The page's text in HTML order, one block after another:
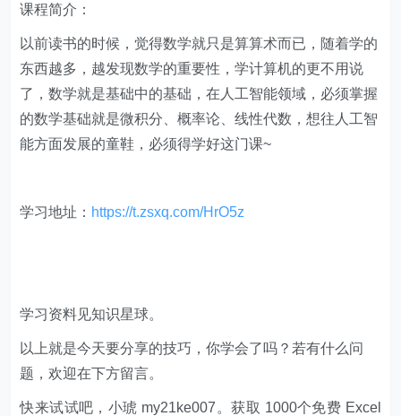
课程简介：
以前读书的时候，觉得数学就只是算算术而已，随着学的
东西越多，越发现数学的重要性，学计算机的更不用说
了，数学就是基础中的基础，在人工智能领域，必须掌握
的数学基础就是微积分、概率论、线性代数，想往人工智
能方面发展的童鞋，必须得学好这门课~
学习地址： https://t.zsxq.com/HrO5z
学习资料见知识星球。
以上就是今天要分享的技巧，你学会了吗？若有什么问
题，欢迎在下方留言。
快来试试吧，小琥 my21ke007。获取 1000个免费 Excel